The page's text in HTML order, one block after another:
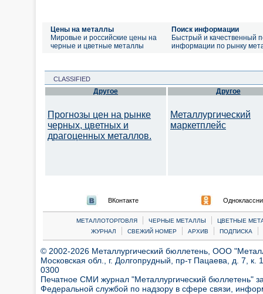
Цены на металлы
Мировые и российские цены на
черные и цветные металлы
Поиск информации
Быстрый и качественный
информации по рынку
CLASSIFIED
Другое
Прогнозы цен на рынке
черных, цветных и
драгоценных металлов.
Другое
Металлургический
маркетплейс
ВКонтакте
МЕТАЛЛОТОРГОВЛЯ | ЧЕРНЫЕ МЕТАЛЛЫ |
ЦВЕТНЫЕ
ЖУРНАЛ
| СВЕЖИЙ НОМЕР | АРХИВ | ПОДПИСКА |
© 2002-2026 Металлургический бюллетень, ООО
Московская обл., г. Долгопрудный, пр-т Пацаева, д. 7,
0300
Печатное СМИ журнал "Металлургический бюллетень"
Федеральной службой по надзору в сфере связи,